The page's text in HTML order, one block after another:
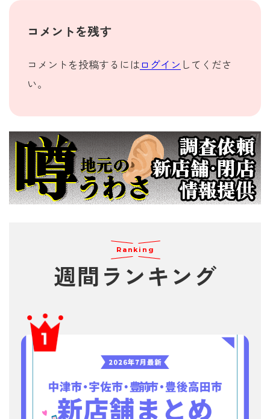
コメントを残す
コメントを投稿するには ログイン してくださ
い。
Ranking
週間 ランキング